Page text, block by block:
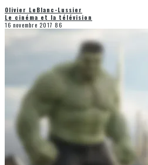
Olivier LeBlanc-Lussier
Le cinéma et la télévision
16 novembre 2017 86